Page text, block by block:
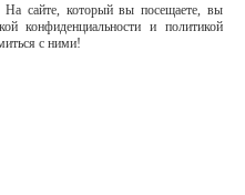
сайте, который вы посещаете, вы
конфиденциальности и политикой
с ними!